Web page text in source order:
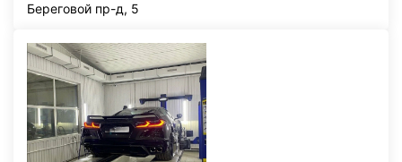
Береговой пр-д, 5